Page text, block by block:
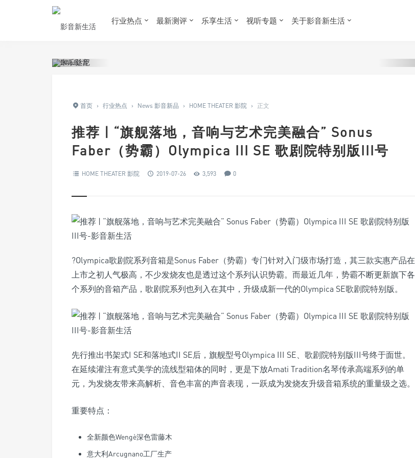
行业热点 最新测评 乐享生活 视听专题 关于影音新生活
首页 › 行业热点 › News 影音新品 › HOME THEATER 影院 › 正文
推荐 | “旗舰落地，音响与艺术完美融合” Sonus
Faber（势霸）Olympica III SE 歌剧院特别版III号
HOME THEATER 影院 2019-07-26 3,593 0
?Olympica歌剧院系列音箱是Sonus Faber（势霸）专门针对入门级市场打造，其三款实惠产品在
上市之初人气极高，不少发烧友也是透过这个系列认识势霸。而最近几年，势霸不断更新旗下各
个系列的音箱产品，歌剧院系列也列入在其中，升级成新一代的Olympica SE歌剧院特别版。
先行推出书架式I SE和落地式II SE后，旗舰型号Olympica III SE、歌剧院特别版III号终于面世。
在延续灌注有意式美学的流线型箱体的同时，更是下放Amati Tradition名琴传承高端系列的单
元，为发烧友带来高解析、音色丰富的声音表现，一跃成为发烧友升级音箱系统的重量级之选。
重要特点：
全新颜色Wengè深色雷藤木
意大利Arcugnano工厂生产